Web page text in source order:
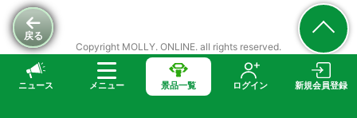
ニュース メニュー 景品一覧 ログイン 新規会員登録
戻る
Copyright MOLLY. ONLINE. all rights reserved.